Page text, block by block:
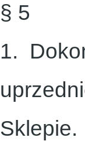
§ 5
1.
Sklepie.